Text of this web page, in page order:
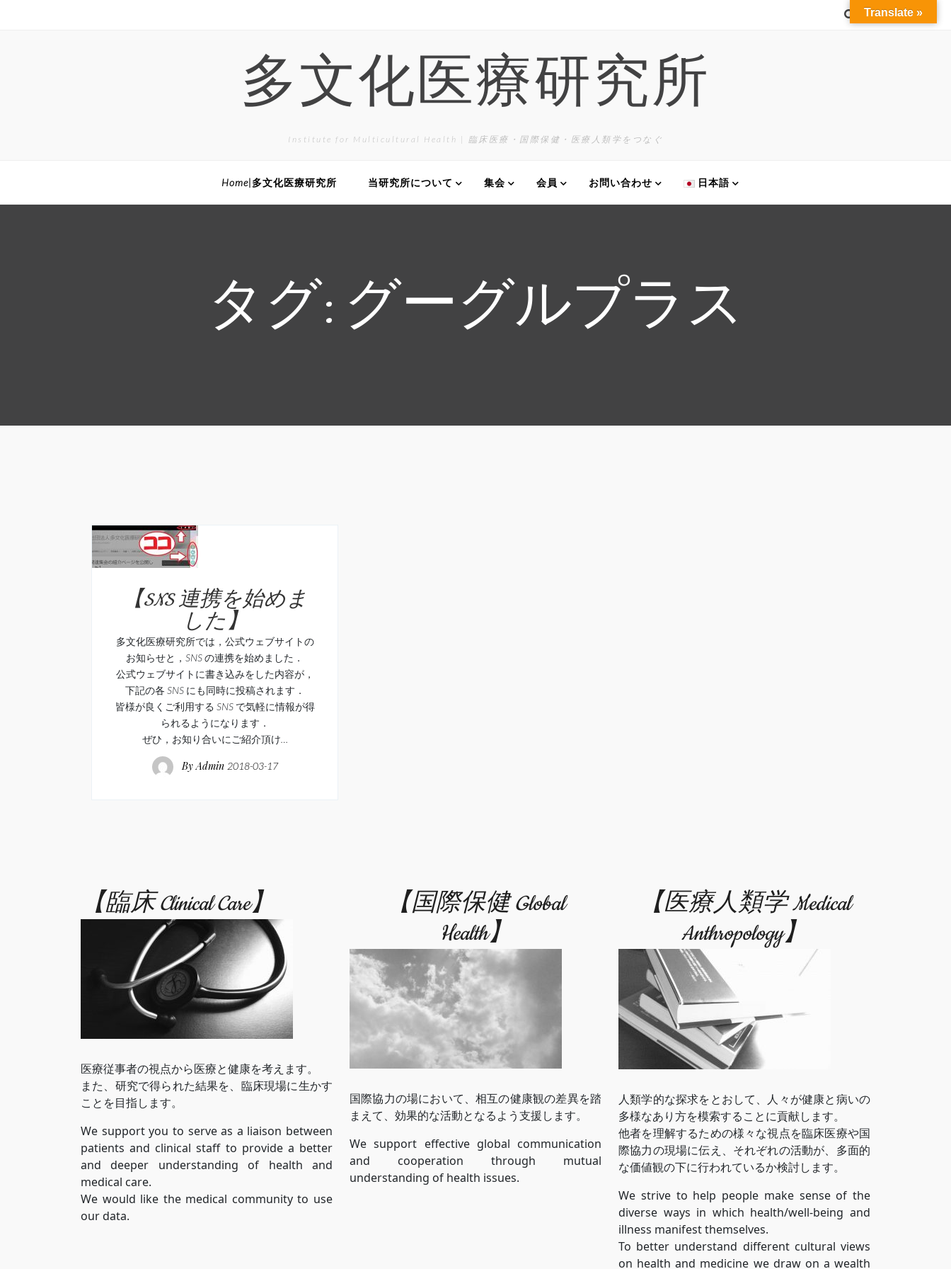
多文化医療研究所
Institute for Multicultural Health | 臨床医療・国際保健・医療人類学をつなぐ
Home|多文化医療研究所 当研究所について 集会 会員 お問い合わせ 日本語
タグ: グーグルプラス
【SNS 連携を始めま
した】
多文化医療研究所では，公式ウェブサイトの
お知らせと，SNS の連携を始めました．
公式ウェブサイトに書き込みをした内容が，
下記の各 SNS にも同時に投稿されます．
皆様が良くご利用する SNS で気軽に情報が得
られるようになります．
ぜひ，お知り合いにご紹介頂け…
ByAdmin 2018-03-17
【臨床 Clinical Care】
医療従事者の視点から医療と健康を考えます。
また、研究で得られた結果を、臨床現場に生かす
ことを目指します。
We support you to serve as a liaison between
patients and clinical staff to provide a better
and deeper understanding of health and
medical care.
We would like the medical community to use
our data.
【国際保健 Global
Health】
国際協力の場において、相互の健康観の差異を踏
まえて、効果的な活動となるよう支援します。
We support effective global communication
and cooperation through mutual
understanding of health issues.
【医療人類学 Medical
Anthropology】
人類学的な探求をとおして、人々が健康と病いの
多様なあり方を模索することに貢献します。
他者を理解するための様々な視点を臨床医療や国
際協力の現場に伝え、それぞれの活動が、多面的
な価値観の下に行われているか検討します。
We strive to help people make sense of the
diverse ways in which health/well-being and
illness manifest themselves.
To better understand different cultural views
on health and medicine we draw on a wealth
Translate »